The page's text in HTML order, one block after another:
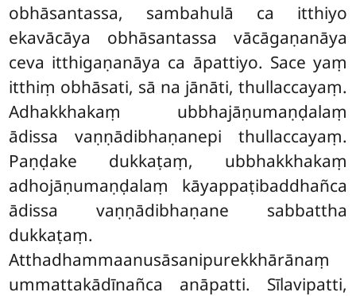
obhāsantassa, sambahulā ca itthiyo
ekavācāya obhāsantassa vācāgaṇanāya
ceva itthigaṇanāya ca āpattiyo. Sace yaṃ
itthiṃ obhāsati, sā na jānāti, thullaccayaṃ.
Adhakkhakaṃ ubbhajāṇumaṇḍalaṃ
ādissa vaṇṇādibhaṇanepi thullaccayaṃ.
Paṇḍake dukkaṭaṃ, ubbhakkhakaṃ
adhojāṇumaṇḍalaṃ kāyappaṭibaddhañca
ādissa vaṇṇādibhaṇane sabbattha
dukkaṭaṃ.
Atthadhammaanusāsanipurekkhārānaṃ
ummattakādīnañca anāpatti. Sīlavipatti,